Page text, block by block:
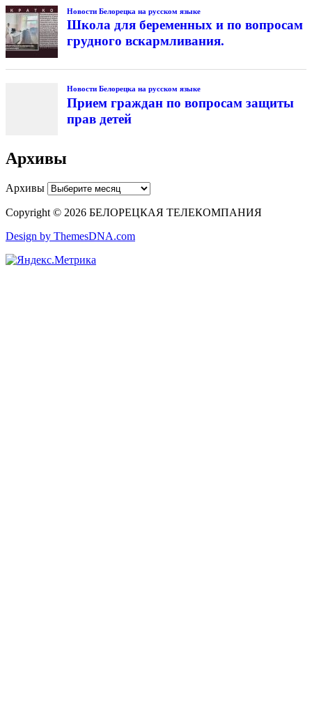
Новости Белорецка на русском языке
Школа для беременных и по вопросам
грудного вскармливания.
Новости Белорецка на русском языке
Прием граждан по вопросам защиты
прав детей
Архивы
Архивы
Copyright © 2026 БЕЛОРЕЦКАЯ ТЕЛЕКОМПАНИЯ
Design by ThemesDNA.com